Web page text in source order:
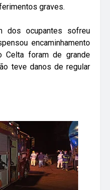
graves.
dos ocupantes sofreu
encaminhamento
Celta foram de grande
teve danos de regular